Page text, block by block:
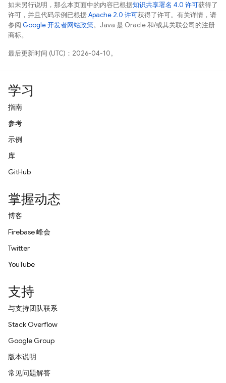
如未另行说明，那么本页面中的内容已根据知识共享署名 4.0 许可获得了
许可，并且代码示例已根据Apache 2.0 许可获得了许可。有关详情，请
参阅 Google 开发者网站政策。Java 是 Oracle 和/或其关联公司的注册
商标。
最后更新时间 (UTC)：2026-04-10。
学习
指南
参考
示例
库
GitHub
掌握动态
博客
Firebase 峰会
Twitter
YouTube
支持
与支持团队联系
Stack Overflow
Google Group
版本说明
常见问题解答